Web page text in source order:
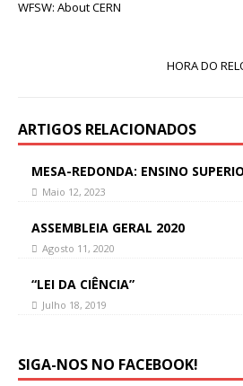
WFSW: About CERN
HORA DO
ARTIGOS RELACIONADOS
MESA-REDONDA: ENSINO
Maio 12, 2023
ASSEMBLEIA GERAL 2020
Agosto 11, 2020
“LEI DA CIÊNCIA”
Julho 18, 2019
SIGA-NOS NO FACEBOOK!